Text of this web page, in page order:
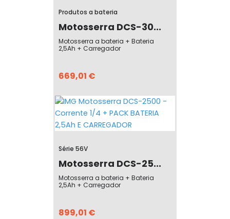
Produtos a bateria
Motosserra DCS-30...
Motosserra a bateria + Bateria
2,5Ah + Carregador
669,01 €
Série 56V
Motosserra DCS-25...
Motosserra a bateria + Bateria
2,5Ah + Carregador
899,01 €